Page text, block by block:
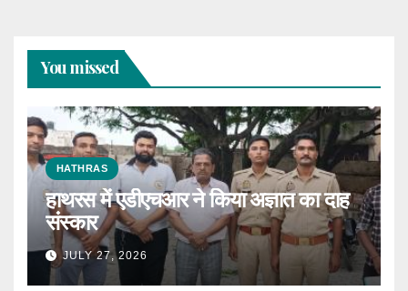
You missed
HATHRAS
हाथरस में एडीएचआर ने किया अज्ञात का दाह
संस्कार
JULY 27, 2026